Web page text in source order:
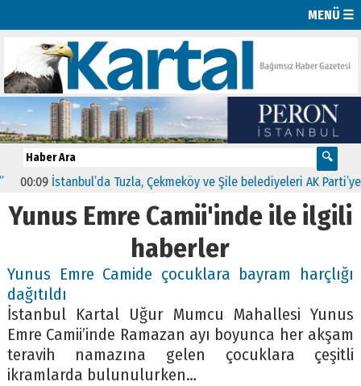
MENÜ ☰
00:09 İstanbul’da Tuzla, Çekmeköy ve Şile belediyeleri AK Parti’ye
Yunus Emre Camii'inde ile ilgili
haberler
Yunus Emre Camide çocuklara bayram harçlığı
dağıtıldı
İstanbul Kartal Uğur Mumcu Mahallesi Yunus
Emre Camii’inde Ramazan ayı boyunca her akşam
teravih namazına gelen çocuklara çeşitli
ikramlarda bulunulurken…